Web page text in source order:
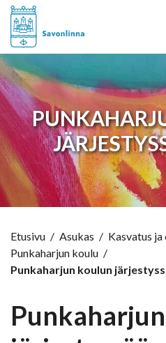
Etusivu / Asukas / Kasvatus ja
Punkaharjun koulu /
Punkaharjun koulun